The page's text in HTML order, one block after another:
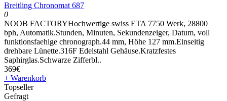
Breitling Chronomat 687
0
NOOB FACTORYHochwertige swiss ETA 7750 Werk, 28800
bph, Automatik.Stunden, Minuten, Sekundenzeiger, Datum, voll
funktionsfaehige chronograph.44 mm, Höhe 127 mm.Einseitig
drehbare Lünette.316F Edelstahl Gehäuse.Kratzfestes
Saphirglas.Schwarze Zifferbl..
369€
+ Warenkorb
Topseller
Gefragt